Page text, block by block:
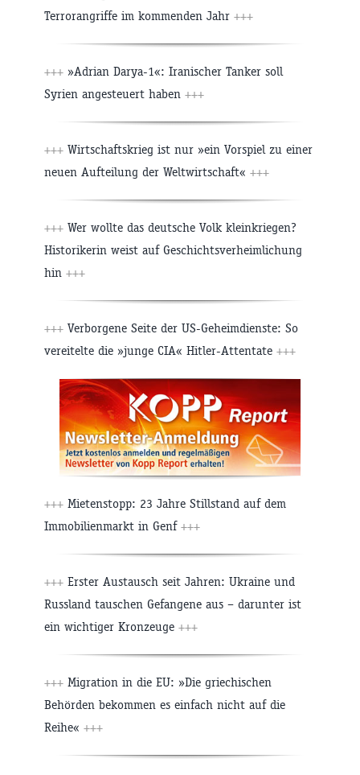
Terrorangriffe im kommenden Jahr +++
+++ »Adrian Darya-1«: Iranischer Tanker soll
Syrien angesteuert haben +++
+++ Wirtschaftskrieg ist nur »ein Vorspiel zu einer
neuen Aufteilung der Weltwirtschaft« +++
+++ Wer wollte das deutsche Volk kleinkriegen?
Historikerin weist auf Geschichtsverheimlichung
hin +++
+++ Verborgene Seite der US-Geheimdienste: So
vereitelte die »junge CIA« Hitler-Attentate +++
+++ Mietenstopp: 23 Jahre Stillstand auf dem
Immobilienmarkt in Genf +++
+++ Erster Austausch seit Jahren: Ukraine und
Russland tauschen Gefangene aus – darunter ist
ein wichtiger Kronzeuge +++
+++ Migration in die EU: »Die griechischen
Behörden bekommen es einfach nicht auf die
Reihe« +++